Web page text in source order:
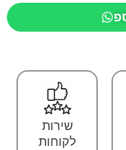
שירות
לקוחות